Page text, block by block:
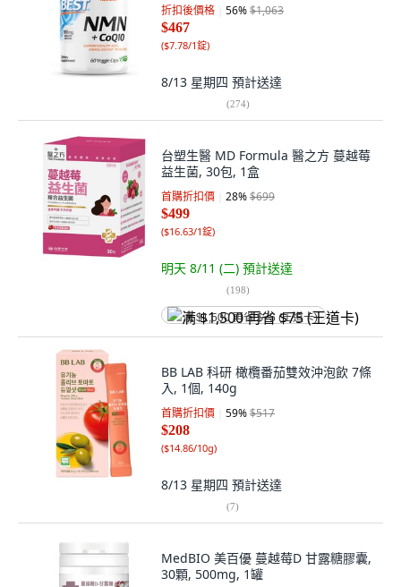
折扣後價格 56%$1,063
$467
($7.78/1錠)
8/13 星期四 預計送達
(274)
台塑生醫 MD Formula 醫之方 蔓越莓
益生菌, 30包, 1盒
首購折扣價 28%$699
$499
($16.63/1錠)
明天 8/11 (二) 預計送達
(198)
满 $1,500 再省 $75 (王道卡)
BB LAB 科研 橄欖番茄雙效沖泡飲 7條
入, 1個, 140g
首購折扣價 59%$517
$208
($14.86/10g)
8/13 星期四 預計送達
(7)
MedBIO 美百優 蔓越莓D 甘露糖膠囊,
30顆, 500mg, 1罐